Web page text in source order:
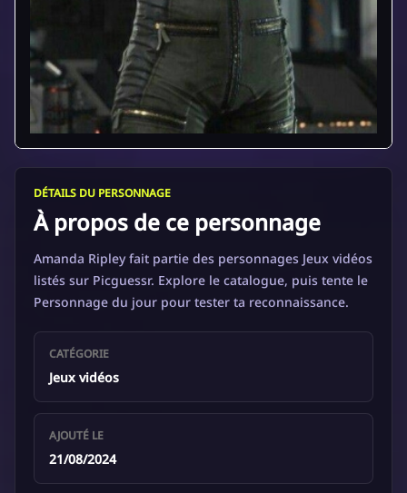
DÉTAILS DU PERSONNAGE
À propos de ce personnage
Amanda Ripley fait partie des personnages Jeux vidéos
listés sur Picguessr. Explore le catalogue, puis tente le
Personnage du jour pour tester ta reconnaissance.
CATÉGORIE
Jeux vidéos
AJOUTÉ LE
21/08/2024